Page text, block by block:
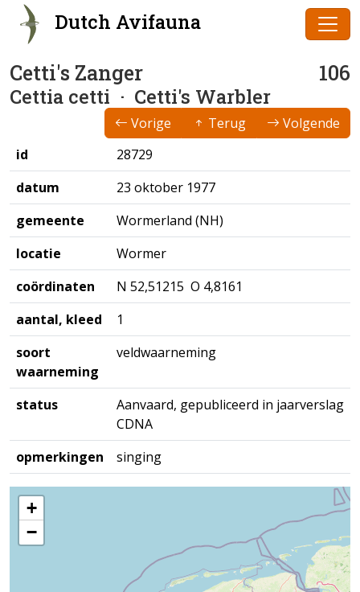
Dutch Avifauna
Cetti's Zanger 106
Cettia cetti · Cetti's Warbler
Vorige Terug
Volgende
id
28729
datum
23 oktober 1977
gemeente
Wormerland (NH)
locatie
Wormer
coördinaten
N 52,51215 O 4,8161
aantal, kleed
1
soort
waarneming
veldwaarneming
status
Aanvaard, gepubliceerd in jaarverslag
CDNA
opmerkingen
singing
+
−